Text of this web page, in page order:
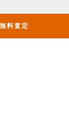
無料査定